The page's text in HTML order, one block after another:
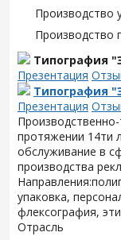
Производство
Производство
Типография
Презентация
Типография
Презентация
протяжении 14ти
обслуживание в
производства
упаковка,
флексография,
Отрасль